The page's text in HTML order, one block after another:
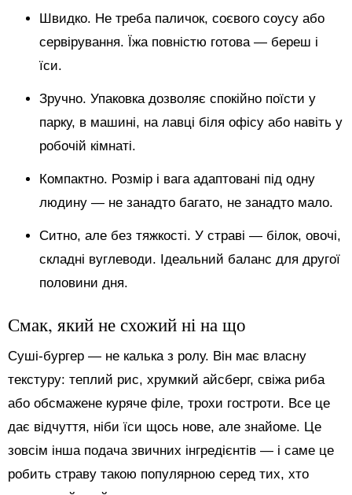
Швидко. Не треба паличок, соєвого соусу або
сервірування. Їжа повністю готова — береш і
їси.
Зручно. Упаковка дозволяє спокійно поїсти у
парку, в машині, на лавці біля офісу або навіть у
робочій кімнаті.
Компактно. Розмір і вага адаптовані під одну
людину — не занадто багато, не занадто мало.
Ситно, але без тяжкості. У страві — білок, овочі,
складні вуглеводи. Ідеальний баланс для другої
половини дня.
Смак, який не схожий ні на що
Суші-бургер — не калька з ролу. Він має власну
текстуру: теплий рис, хрумкий айсберг, свіжа риба
або обсмажене куряче філе, трохи гостроти. Все це
дає відчуття, ніби їси щось нове, але знайоме. Це
зовсім інша подача звичних інгредієнтів — і саме це
робить страву такою популярною серед тих, хто